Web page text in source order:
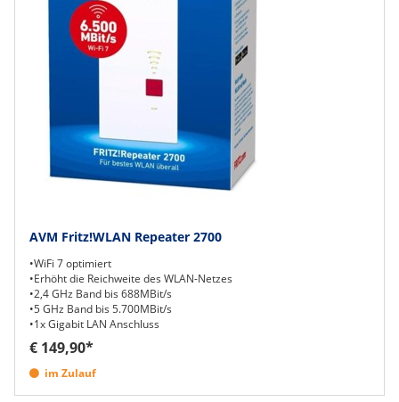
AVM Fritz!WLAN Repeater 2700
•WiFi 7 optimiert
•Erhöht die Reichweite des WLAN-Netzes
•2,4 GHz Band bis 688MBit/s
•5 GHz Band bis 5.700MBit/s
•1x Gigabit LAN Anschluss
€ 149,90*
im Zulauf